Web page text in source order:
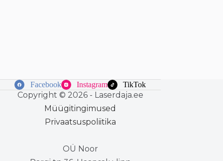
Facebook Instagram TikTok
Copyright © 2026 - Laserdaja.ee
Müügitingimused
Privaatsuspoliitika
OÜ Noor